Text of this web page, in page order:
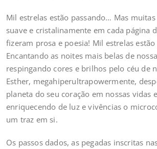
Mil estrelas estão passando… Mas
suave e cristalinamente em cada página
fizeram prosa e poesia! Mil estrelas
Encantando as noites mais belas de
respingando cores e brilhos pelo céu de
Esther, megahiperultrapowermente,
planeta do seu coração em nossas vidas
enriquecendo de luz e vivências o
um traz em si.
Os passos dados, as pegadas inscritas